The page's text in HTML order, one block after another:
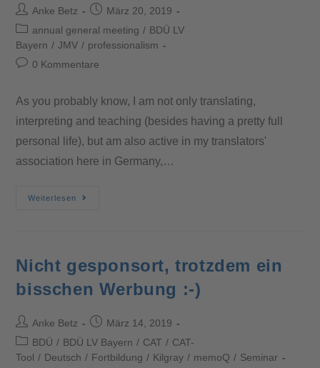
Anke Betz
März 20, 2019
annual general meeting / BDÜ LV
Bayern / JMV / professionalism
0 Kommentare
As you probably know, I am not only translating,
interpreting and teaching (besides having a pretty full
personal life), but am also active in my translators'
association here in Germany,…
Weiterlesen
Nicht gesponsort, trotzdem ein
bisschen Werbung :-)
Anke Betz
März 14, 2019
BDÜ / BDÜ LV Bayern / CAT / CAT-
Tool / Deutsch / Fortbildung / Kilgray / memoQ / Seminar